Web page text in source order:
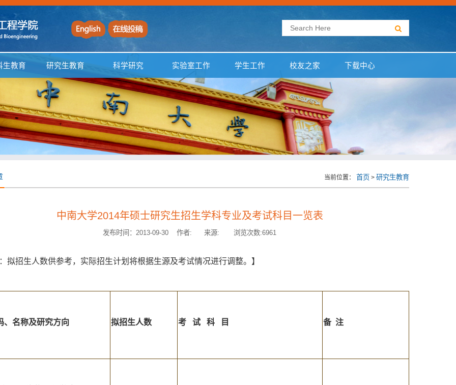
生教育 研究生教育 科学研究 实验室工作 学生工作 校友之家 下载中心
当前位置： 首页 > 研究生教育
中南大学2014年硕士研究生招生学科专业及考试科目一览表
发布时间：2013-09-30 作者: 来源: 浏览次数:6961
：拟招生人数供参考，实际招生计划将根据生源及考试情况进行调整。】
、名称及研究方向 拟招生人数 考 试 科 目 备 注